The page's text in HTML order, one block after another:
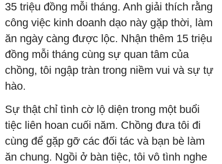
35 triệu đồng mỗi tháng. Anh giải thích rằng
công việc kinh doanh dạo này gặp thời, làm
ăn ngày càng được lộc. Nhận thêm 15 triệu
đồng mỗi tháng cùng sự quan tâm của
chồng, tôi ngập tràn trong niềm vui và sự tự
hào.
Sự thật chỉ tình cờ lộ diện trong một buổi
tiệc liên hoan cuối năm. Chồng đưa tôi đi
cùng để gặp gỡ các đối tác và bạn bè làm
ăn chung. Ngồi ở bàn tiệc, tôi vô tình nghe